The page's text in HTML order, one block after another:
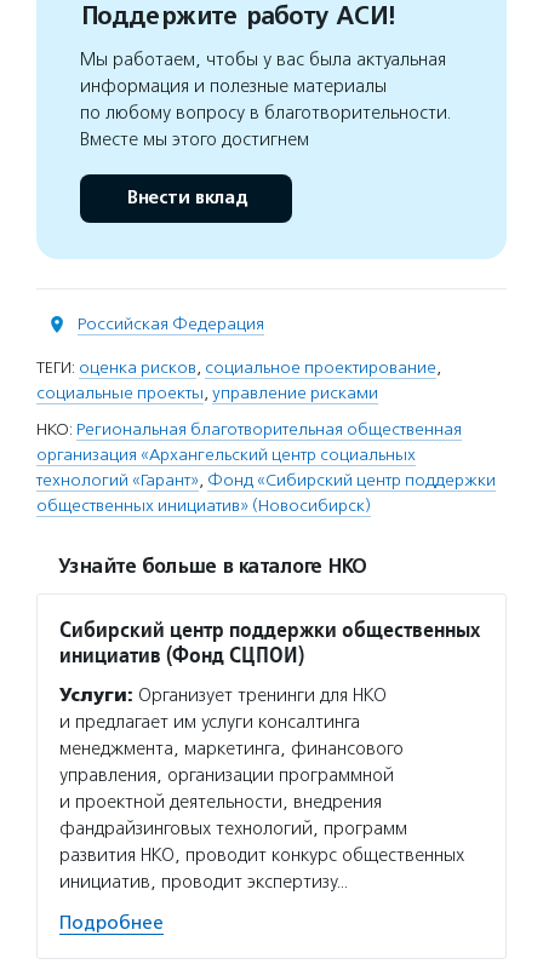
Поддержите работу АСИ!
Мы работаем, чтобы у вас была актуальная
информация и полезные материалы
по любому вопросу в благотворительности.
Вместе мы этого достигнем
Внести вклад
Российская Федерация
ТЕГИ: оценка рисков, социальное проектирование,
социальные проекты, управление рисками
НКО: Региональная благотворительная общественная
организация «Архангельский центр социальных
технологий «Гарант», Фонд «Сибирский центр поддержки
общественных инициатив» (Новосибирск)
Узнайте больше в каталоге НКО
Сибирский центр поддержки общественных
инициатив (Фонд СЦПОИ)
Услуги: Организует тренинги для НКО
и предлагает им услуги консалтинга
менеджмента, маркетинга, финансового
управления, организации программной
и проектной деятельности, внедрения
фандрайзинговых технологий, программ
развития НКО, проводит конкурс общественных
инициатив, проводит экспертизу…
Подробнее